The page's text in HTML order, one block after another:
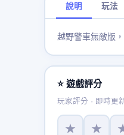
說明 玩法
越野警車無敵版
⭐ 遊戲評分
玩家評分 · 即時更
★ ★